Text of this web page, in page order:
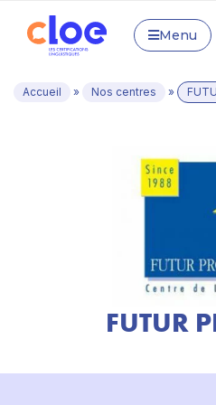
Menu
Accueil » Nos centres »
FUTUR